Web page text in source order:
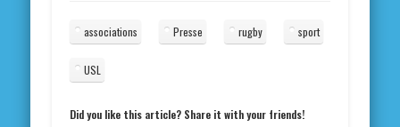
associations Presse rugby sport
USL
Did you like this article? Share it with your friends!